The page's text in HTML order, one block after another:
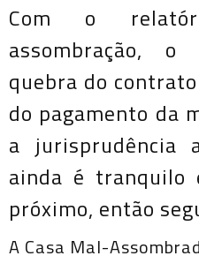
Com o
assombração,
quebra do
do pagamento da
a jurisprudência
ainda é tranquilo
próximo, então
A Casa Mal-